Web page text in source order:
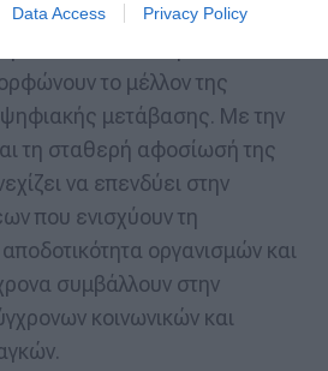
Data Access Privacy Policy
το μέλλον της
ψηφιακής μετάβασης. Με την
τη σταθερή αφοσίωσή της
να επενδύει στην
που ενισχύουν τη
οργανισμών και
συμβάλλουν στην
κοινωνικών και